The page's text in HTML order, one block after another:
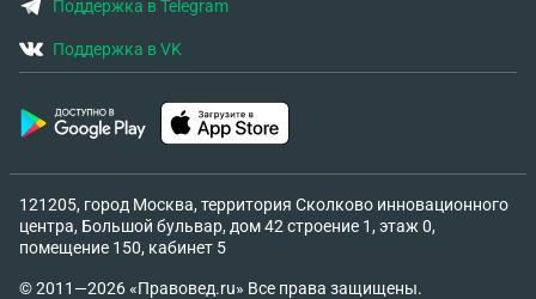
Поддержка в Telegram
Поддержка в VK
121205, город Москва, территория Сколково инновационного
центра, Большой бульвар, дом 42 строение 1, этаж 0,
помещение 150, кабинет 5
© 2011—2026 «Правовед.ru» Все права защищены.